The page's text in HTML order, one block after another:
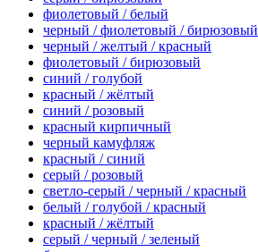
фиолетовый / белый
черный / фиолетовый / бирюзовый
черный / желтый / красный
фиолетовый / бирюзовый
синий / голубой
красный / жёлтый
синий / розовый
красный кирпичный
черный камуфляж
красный / синий
серый / розовый
светло-серый / черный / красный
белый / голубой / красный
красный / жёлтый
серый / черный / зеленый